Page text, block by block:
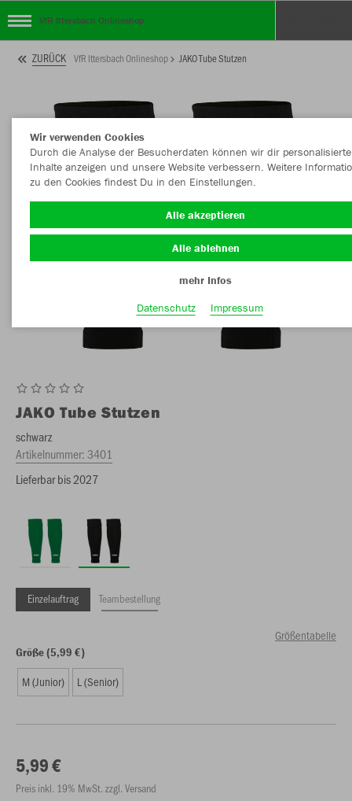
VfR Ittersbach Onlineshop
ZURÜCK VfR Ittersbach Onlineshop JAKO Tube Stutzen
JAKO Tube Stutzen
schwarz
Artikelnummer:3401
Lieferbar bis 2027
Einzelauftrag Teambestellung
Größentabelle
Größe (5,99 €)
M (Junior) L (Senior)
5,99 €
Preis inkl. 19% MwSt. zzgl. Versand
Wir verwenden Cookies
Durch die Analyse der Besucherdaten können wir dir personalisierte
Inhalte anzeigen und unsere Website verbessern. Weitere
zu den Cookies findest Du in den Einstellungen.
Alle akzeptieren
Alle ablehnen
mehr Infos
Datenschutz
Impressum